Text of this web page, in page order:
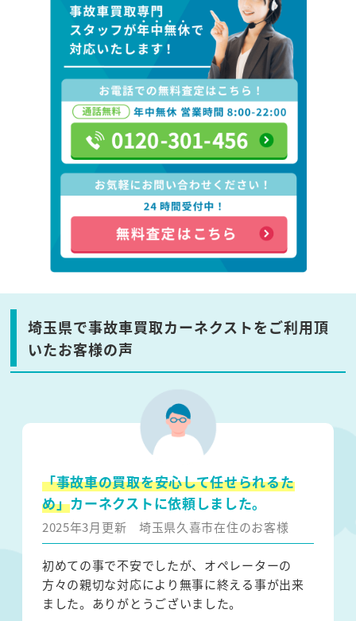
埼玉県で事故車買取カーネクストをご利用頂
いたお客様の声
「事故車の買取を安心して任せられるた
め」カーネクストに依頼しました。
2025年3月更新 埼玉県久喜市在住のお客様
初めての事で不安でしたが、オペレーターの
方々の親切な対応により無事に終える事が出来
ました。ありがとうございました。